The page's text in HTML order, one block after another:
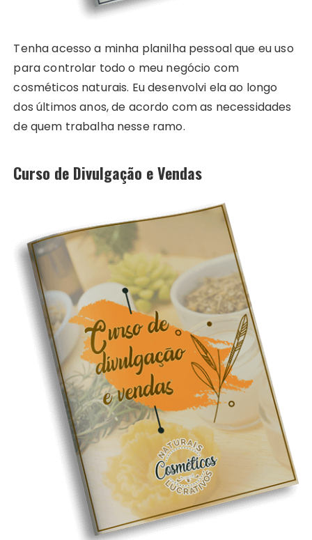
Tenha acesso a minha planilha pessoal que eu uso
para controlar todo o meu negócio com
cosméticos naturais. Eu desenvolvi ela ao longo
dos últimos anos, de acordo com as necessidades
de quem trabalha nesse ramo.
Curso de Divulgação e Vendas